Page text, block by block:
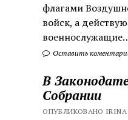
флагами
войск, а
Оставить
В
Собрании
ОПУБЛИКОВАНО IRINA